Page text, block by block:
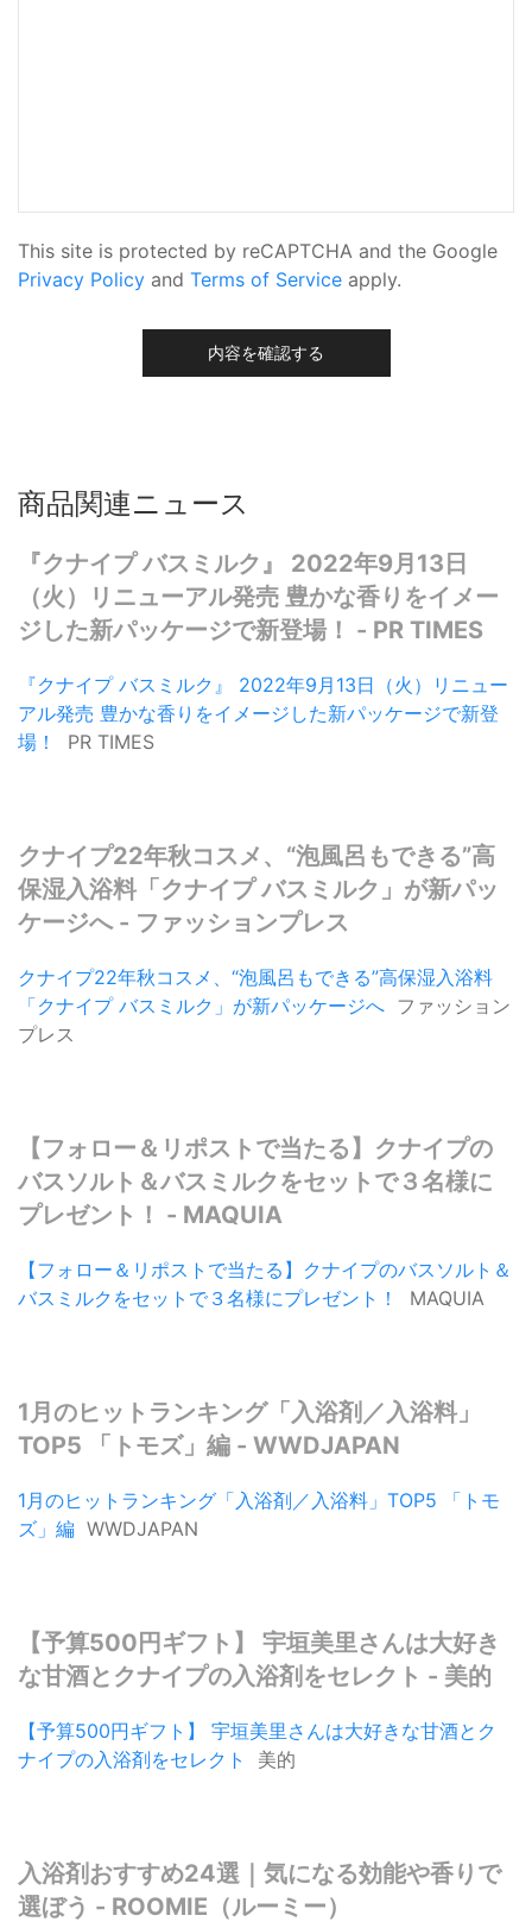
This site is protected by reCAPTCHA and the Google
Privacy Policy and Terms of Service apply.
内容を確認する
商品関連ニュース
『クナイプ バスミルク』 2022年9月13日
（火）リニューアル発売 豊かな香りをイメー
ジした新パッケージで新登場！ - PR TIMES
『クナイプ バスミルク』 2022年9月13日（火）リニュー
アル発売 豊かな香りをイメージした新パッケージで新登
場！
PR TIMES
クナイプ22年秋コスメ、“泡風呂もできる”高
保湿入浴料「クナイプ バスミルク」が新パッ
ケージへ - ファッションプレス
クナイプ22年秋コスメ、“泡風呂もできる”高保湿入浴料
「クナイプ バスミルク」が新パッケージへ ファッション
プレス
【フォロー＆リポストで当たる】クナイプの
バスソルト＆バスミルクをセットで３名様に
プレゼント！ - MAQUIA
【フォロー＆リポストで当たる】クナイプのバスソルト＆
バスミルクをセットで３名様にプレゼント！
MAQUIA
1月のヒットランキング「入浴剤／入浴料」
TOP5 「トモズ」編 - WWDJAPAN
1月のヒットランキング「入浴剤／入浴料」TOP5 「トモ
ズ」編 WWDJAPAN
【予算500円ギフト】 宇垣美里さんは大好き
な甘酒とクナイプの入浴剤をセレクト - 美的
【予算500円ギフト】 宇垣美里さんは大好きな甘酒とク
ナイプの入浴剤をセレクト
美的
入浴剤おすすめ24選｜気になる効能や香りで
選ぼう - ROOMIE（ルーミー）